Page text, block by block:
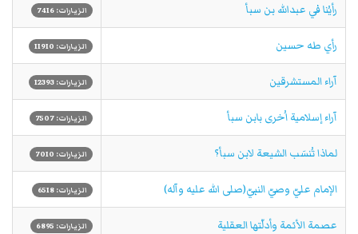
رأيُنا في عبدالله بن سبأ الزيارات: 7416
رأي طه حسين الزيارات: 11910
آراء المستشرقين الزيارات: 12393
آراء إسلامية اُخرى بابن سبأ الزيارات: 7507
لماذا تُنسَب الشيعة لابن سبأ؟ الزيارات: 7010
الإمام عليّ وصيّ النبيّ(صلى الله عليه وآله) الزيارات: 6518
عصمة الأئمة وأدلّتها العقلية الزيارات: 6895